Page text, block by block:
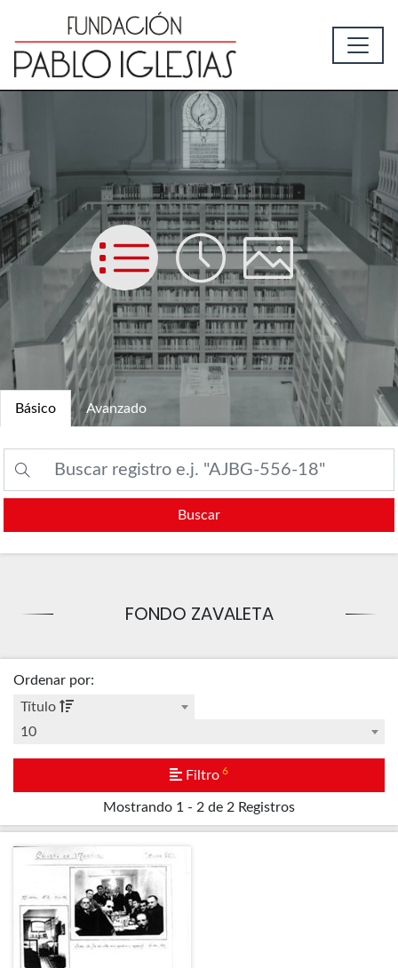
List Time Picture
Básico Avanzado
Buscar
FONDO ZAVALETA
Mostrando 1 - 2 de 2 Registros
Ordenar por:
Título
10
Filtro 6